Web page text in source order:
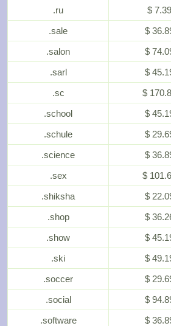
.ru
$ 7.39
.sale
$
.salon
$
.sarl
$
.sc
$
.school
$
.schule
$
.science
$
.sex
$
.shiksha
$
.shop
$
.show
$
.ski
$
.soccer
$
.social
$
.software
$